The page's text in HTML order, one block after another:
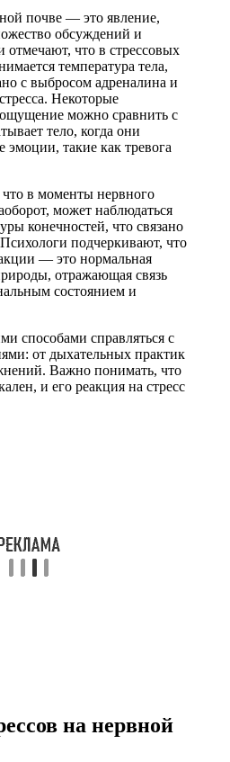
почве — это явление,
обсуждений и
что в стрессовых
температура тела,
с выбросом адреналина и
Некоторые
можно сравнить с
тело, когда они
такие как тревога
в моменты нервного
может наблюдаться
конечностей, что связано
подчеркивают, что
— это нормальная
отражающая связь
состоянием и
способами справляться с
от дыхательных практик
Важно понимать, что
и его реакция на стресс
на нервной